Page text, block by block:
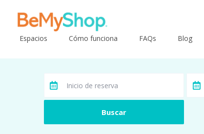
Espacios Cómo funciona FAQs Blog